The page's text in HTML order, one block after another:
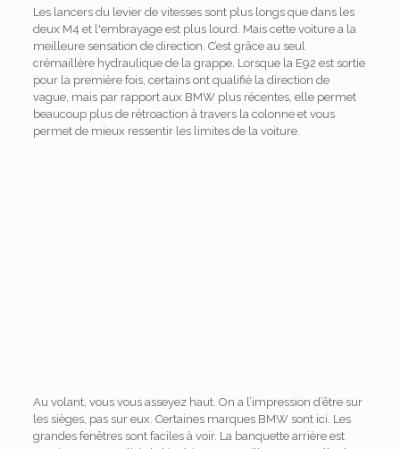
Les lancers du levier de vitesses sont plus longs que dans les
deux M4 et l'embrayage est plus lourd. Mais cette voiture a la
meilleure sensation de direction. C’est grâce au seul
crémaillère hydraulique de la grappe. Lorsque la E92 est sortie
pour la première fois, certains ont qualifié la direction de
vague, mais par rapport aux BMW plus récentes, elle permet
beaucoup plus de rétroaction à travers la colonne et vous
permet de mieux ressentir les limites de la voiture.
Au volant, vous vous asseyez haut. On a l’impression d’être sur
les sièges, pas sur eux. Certaines marques BMW sont ici. Les
grandes fenêtres sont faciles à voir. La banquette arrière est